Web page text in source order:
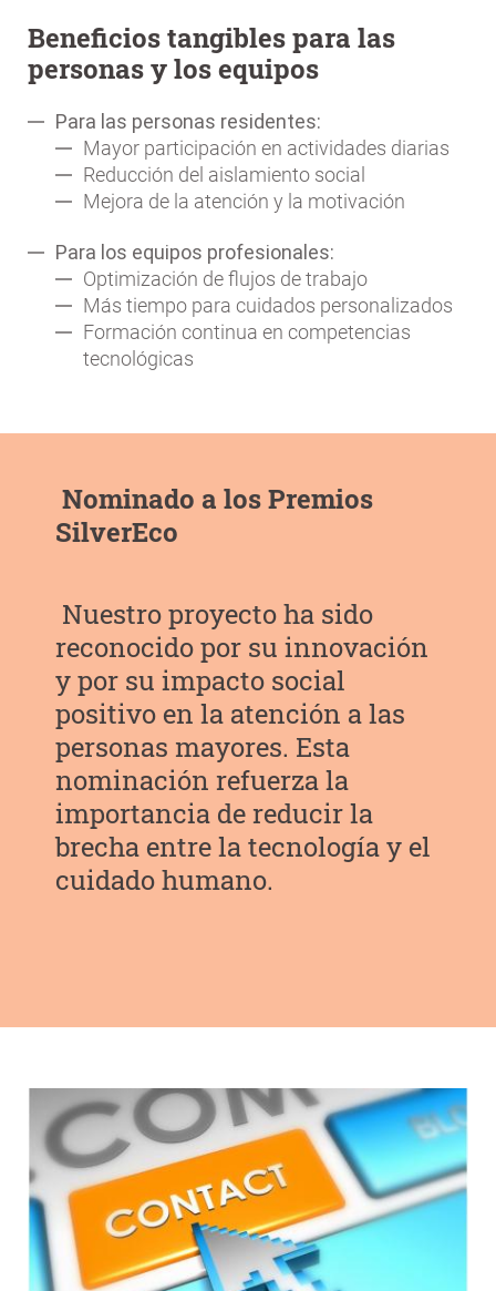
Beneficios tangibles para las
personas y los equipos
Para las personas residentes:
Mayor participación en actividades diarias
Reducción del aislamiento social
Mejora de la atención y la motivación
Para los equipos profesionales:
Optimización de flujos de trabajo
Más tiempo para cuidados personalizados
Formación continua en competencias
tecnológicas
Nominado a los Premios
SilverEco
Nuestro proyecto ha sido
reconocido por su innovación
y por su impacto social
positivo en la atención a las
personas mayores. Esta
nominación refuerza la
importancia de reducir la
brecha entre la tecnología y el
cuidado humano.